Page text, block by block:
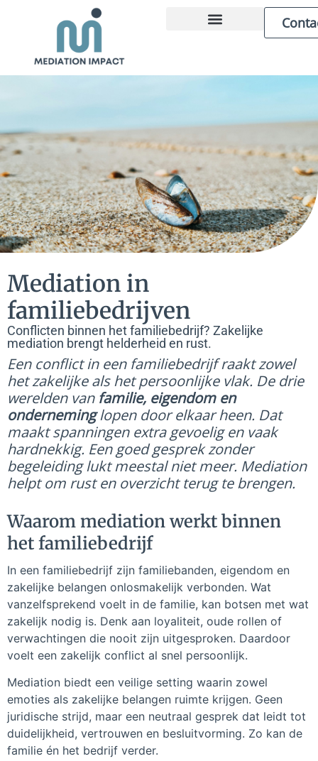
Mediation in
familiebedrijven
Conflicten binnen het familiebedrijf? Zakelijke
mediation brengt helderheid en rust.
Een conflict in een familiebedrijf raakt zowel
het zakelijke als het persoonlijke vlak. De drie
werelden van familie, eigendom en
onderneminglopen door elkaar heen. Dat
maakt spanningen extra gevoelig en vaak
hardnekkig. Een goed gesprek zonder
begeleiding lukt meestal niet meer. Mediation
helpt om rust en overzicht terug te brengen.
Waarom mediation werkt binnen
het familiebedrijf
In een familiebedrijf zijn familiebanden, eigendom en
zakelijke belangen onlosmakelijk verbonden. Wat
vanzelfsprekend voelt in de familie, kan botsen met wat
zakelijk nodig is. Denk aan loyaliteit, oude rollen of
verwachtingen die nooit zijn uitgesproken. Daardoor
voelt een zakelijk conflict al snel persoonlijk.
Mediation biedt een veilige setting waarin zowel
emoties als zakelijke belangen ruimte krijgen. Geen
juridische strijd, maar een neutraal gesprek dat leidt tot
duidelijkheid, vertrouwen en besluitvorming. Zo kan de
familie én het bedrijf verder.